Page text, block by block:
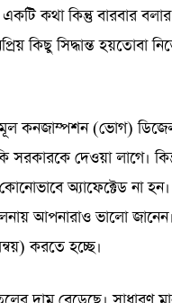
কথা কিন্তু বারবার
কিছু সিদ্ধান্ত হয়তোবা
কনজাম্পশন (ভোগ)
সরকারকে দেওয়া লাগে।
অ্যাফেক্টেড না
আপনারাও ভালো জানেন।
করতে হচ্ছে।